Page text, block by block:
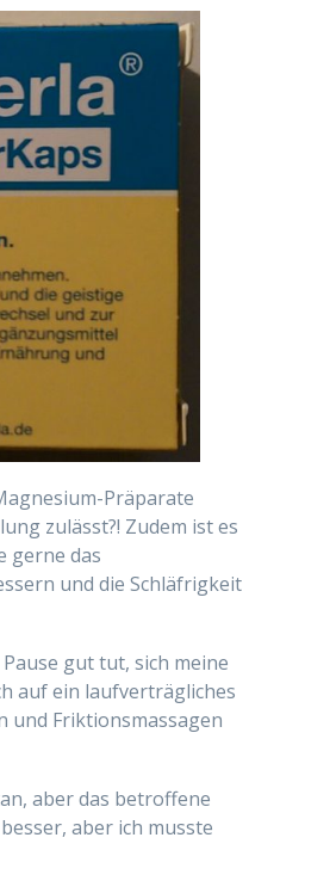
Präparate
zulässt?! Zudem ist es
gerne das
und die Schläfrigkeit
gut tut, sich meine
auf ein laufverträgliches
und Friktionsmassagen
aber das betroffene
aber ich musste